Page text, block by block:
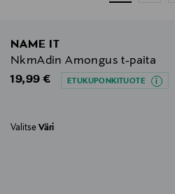
NAME IT
NkmAdin Amongus t-paita
Original Price
19,99 € ETUKUPONKITUOTE
Valitse Väri